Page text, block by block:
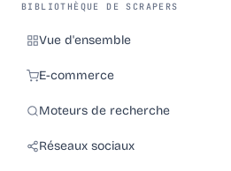
BIBLIOTHÈQUE DE SCRAPERS
Vue d'ensemble
E-commerce
Moteurs de recherche
Réseaux sociaux